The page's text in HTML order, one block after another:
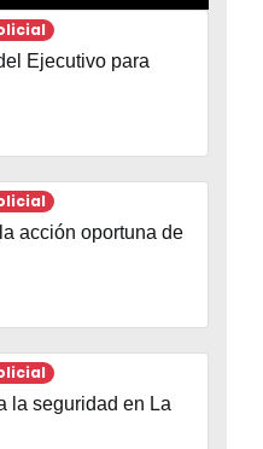
Ejecutivo para
acción oportuna de
la seguridad en La